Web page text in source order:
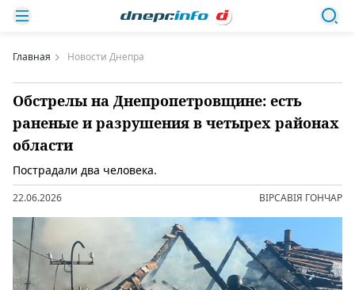
Главная Новости Днепра
Обстрелы на Днепропетровщине: есть
раненые и разрушения в четырех районах
области
Пострадали два человека.
22.06.2026 ВІРСАВІЯ ГОНЧАР